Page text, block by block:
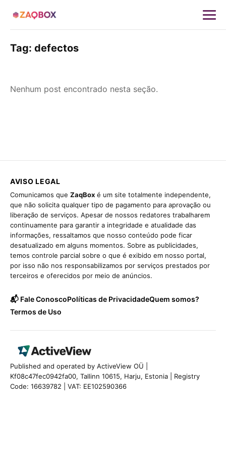
Tag: defectos
Nenhum post encontrado nesta seção.
AVISO LEGAL
Comunicamos que ZaqBox é um site totalmente independente,
que não solicita qualquer tipo de pagamento para aprovação ou
liberação de serviços. Apesar de nossos redatores trabalharem
continuamente para garantir a integridade e atualidade das
informações, ressaltamos que nosso conteúdo pode ficar
desatualizado em alguns momentos. Sobre as publicidades,
temos controle parcial sobre o que é exibido em nosso portal,
por isso não nos responsabilizamos por serviços prestados por
terceiros e oferecidos por meio de anúncios.
📬 Fale ConoscoPolíticas de PrivacidadeQuem somos?
Termos de Uso
Published and operated by ActiveView OÜ |
Kf08c47fec0942fa00, Tallinn 10615, Harju, Estonia | Registry
Code: 16639782 | VAT: EE102590366